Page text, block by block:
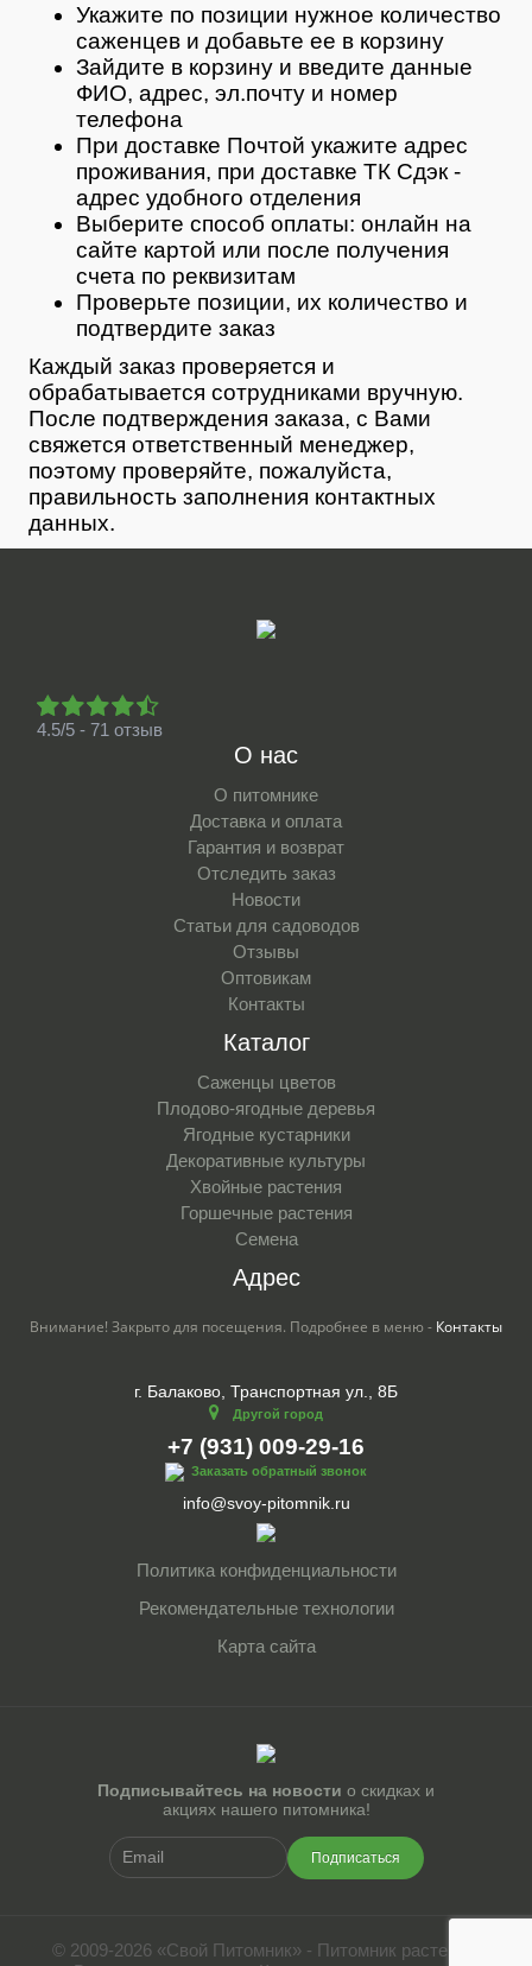
Укажите по позиции нужное количество
саженцев и добавьте ее в корзину
Зайдите в корзину и введите данные
ФИО, адрес, эл.почту и номер
телефона
При доставке Почтой укажите адрес
проживания, при доставке ТК Сдэк -
адрес удобного отделения
Выберите способ оплаты: онлайн на
сайте картой или после получения
счета по реквизитам
Проверьте позиции, их количество и
подтвердите заказ
Каждый заказ проверяется и
обрабатывается сотрудниками вручную.
После подтверждения заказа, с Вами
свяжется ответственный менеджер,
поэтому проверяйте, пожалуйста,
правильность заполнения контактных
данных.
4.5/5 - 71 отзыв
О нас
О питомнике
Доставка и оплата
Гарантия и возврат
Отследить заказ
Новости
Статьи для садоводов
Отзывы
Оптовикам
Контакты
Каталог
Саженцы цветов
Плодово-ягодные деревья
Ягодные кустарники
Декоративные культуры
Хвойные растения
Горшечные растения
Семена
Адрес
Внимание! Закрыто для посещения. Подробнее в меню - Контакты
г. Балаково, Транспортная ул., 8Б
Другой город
+7 (931) 009-29-16
Заказать обратный звонок
info@svoy-pitomnik.ru
Политика конфиденциальности
Рекомендательные технологии
Карта сайта
Подписывайтесь на новости о скидках и
акциях нашего питомника!
Подписаться
© 2009-2026 «Свой Питомник» - Питомник растений.